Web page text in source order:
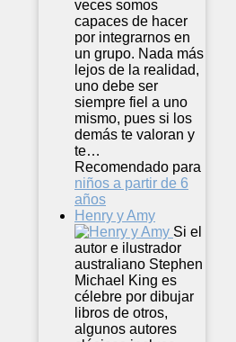
veces somos
capaces de hacer
por integrarnos en
un grupo. Nada más
lejos de la realidad,
uno debe ser
siempre fiel a uno
mismo, pues si los
demás te valoran y
te…
Recomendado para
niños a partir de 6
años
Henry y Amy
Si el
autor e ilustrador
australiano Stephen
Michael King es
célebre por dibujar
libros de otros,
algunos autores